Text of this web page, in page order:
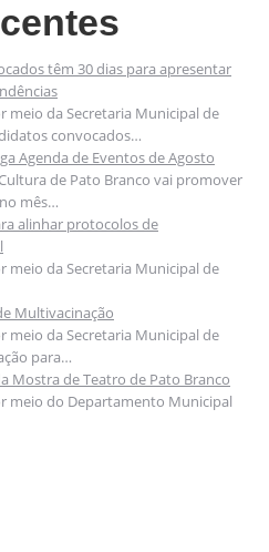
têm 30 dias para apresentar
meio da Secretaria Municipal de
convocados…
Agenda de Eventos de Agosto
de Pato Branco vai promover
mês…
alinhar protocolos de
meio da Secretaria Municipal de
Multivacinação
meio da Secretaria Municipal de
para…
Mostra de Teatro de Pato Branco
meio do Departamento Municipal